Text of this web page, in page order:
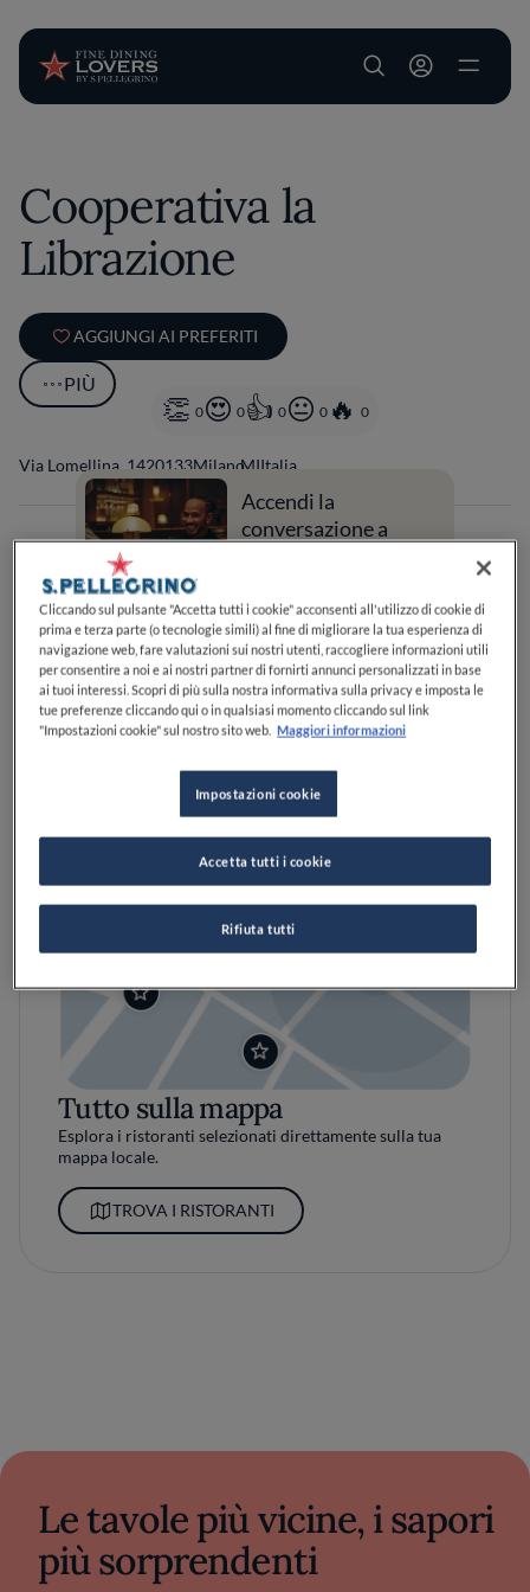
User account
Cooperativa la
Librazione
AGGIUNGI AI PREFERITI
PIÙ
0 0 0 0 0
Accendi la
conversazione a
Hamilton
Via Lomellina, 1420133MilanoMIItalia
VEDI SULLA MAPPA
Tutto sulla mappa
Esplora i ristoranti selezionati direttamente sulla tua
mappa locale.
TROVA I RISTORANTI
Le tavole più vicine, i sapori
più sorprendenti
Cliccando sul pulsante "Accetta tutti i cookie" acconsenti all'utilizzo di cookie di
prima e terza parte (o tecnologie simili) al fine di migliorare la tua esperienza di
navigazione web, fare valutazioni sui nostri utenti, raccogliere informazioni utili
per consentire a noi e ai nostri partner di fornirti annunci personalizzati in base
ai tuoi interessi. Scopri di più sulla nostra informativa sulla privacy e imposta le
tue preferenze cliccando qui o in qualsiasi momento cliccando sul link
"Impostazioni cookie" sul nostro sito web. Maggiori informazioni
Impostazioni cookie
Rifiuta tutti
Accetta tutti i cookie